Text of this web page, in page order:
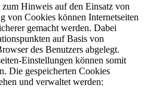
Hinweis auf den Einsatz von
von Cookies können Internetseiten
gemacht werden. Dabei
auf Basis von
des Benutzers abgelegt.
Einstellungen können somit
Die gespeicherten Cookies
und verwaltet werden: